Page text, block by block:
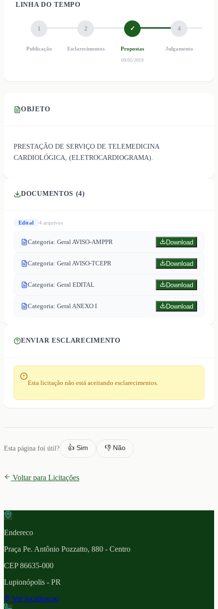
LINHA DO TEMPO
1
Publicação
2
Esclarecimentos
✓
Propostas
09/05/2019
4
Julgamento
OBJETO
PRESTAÇÃO DE SERVIÇO DE TELEMEDICINA
CARDIOLÓGICA, (ELETROCARDIOGRAMA).
DOCUMENTOS (4)
Edital 4arquivos
Categoria: Geral AVISO-AMPPR Download
Categoria: Geral AVISO-TCEPR Download
Categoria: Geral EDITAL Download
Categoria: Geral ANEXO I Download
ENVIAR ESCLARECIMENTO
Esta licitação não está aceitando esclarecimentos.
Esta página foi útil? 👍 Sim 👎 Não
Voltar para Licitações
Endereco
Praça Pe. Antônio Pozzatto, 880 - Centro
CEP86635-000
Lupionópolis - PR
Ver localizacao